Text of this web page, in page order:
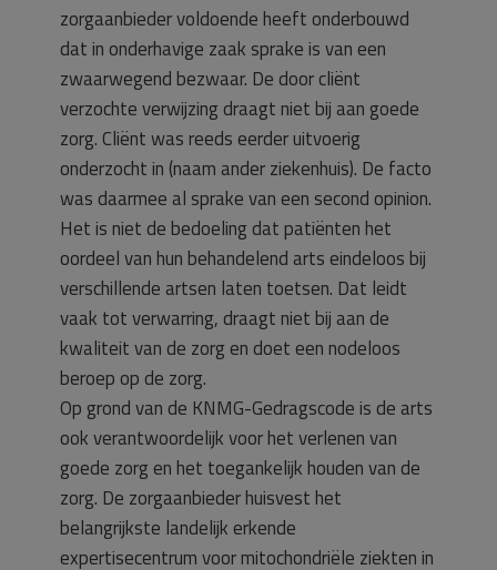
zorgaanbieder voldoende heeft onderbouwd
dat in onderhavige zaak sprake is van een
zwaarwegend bezwaar. De door cliënt
verzochte verwijzing draagt niet bij aan goede
zorg. Cliënt was reeds eerder uitvoerig
onderzocht in (naam ander ziekenhuis). De facto
was daarmee al sprake van een second opinion.
Het is niet de bedoeling dat patiënten het
oordeel van hun behandelend arts eindeloos bij
verschillende artsen laten toetsen. Dat leidt
vaak tot verwarring, draagt niet bij aan de
kwaliteit van de zorg en doet een nodeloos
beroep op de zorg.
Op grond van de KNMG-Gedragscode is de arts
ook verantwoordelijk voor het verlenen van
goede zorg en het toegankelijk houden van de
zorg. De zorgaanbieder huisvest het
belangrijkste landelijk erkende
expertisecentrum voor mitochondriële ziekten in